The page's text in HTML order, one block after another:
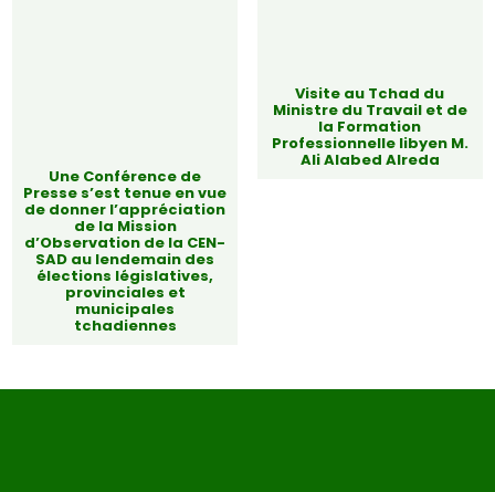
Une Conférence de
Presse s’est tenue en vue
de donner l’appréciation
de la Mission
d’Observation de la CEN-
SAD au lendemain des
élections législatives,
provinciales et
municipales
tchadiennes
Visite au Tchad du
Ministre du Travail et de
la Formation
Professionnelle libyen M.
Ali Alabed Alreda